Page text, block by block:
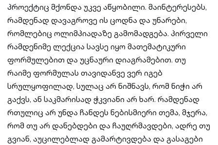
პროექტიც მქონდა უკვე აწყობილი. მაინტერესებს,
რამდენად დავაგროვე ის ცოდნა და უნარები,
რომლებიც ოლიმპიადაზე გამომადგება. პირველი
რამდენიმე ლექცია სავსე იყო მათემატიკური
ფორმულებით და უცნაური დიაგრამებით. თუ
რაიმე ფორმულას თავიდანვე ვერ იგებ
სრულყოფილად, სულაც არ ნიშნავს, რომ ნიჭი არ
გაქვს, ან საკმარისად ჭკვიანი არ ხარ. რამდენად
რთულიც არ უნდა ჩანდეს ნებისმიერი თემა, მჯერა,
რომ თუ არ დანებდები და ჩაუღრმავდები, ადრე თუ
გვიან, აუცილებლად გამარტივდება და გასაგები